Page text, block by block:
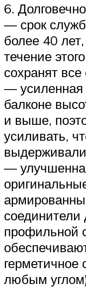
6.
— срок
более 40
течение
сохранят все
—
балконе
и выше,
усиливать,
выдерживали
—
соединители
профильной
герметичное
любым